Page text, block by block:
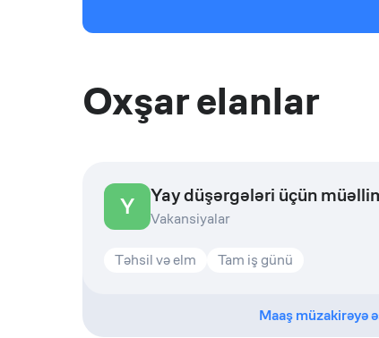
Oxşar elanlar
Y Yay düşərgələri üçün
Vakansiyalar
Təhsil və elm Tam iş günü
Maaş müzakirəyə